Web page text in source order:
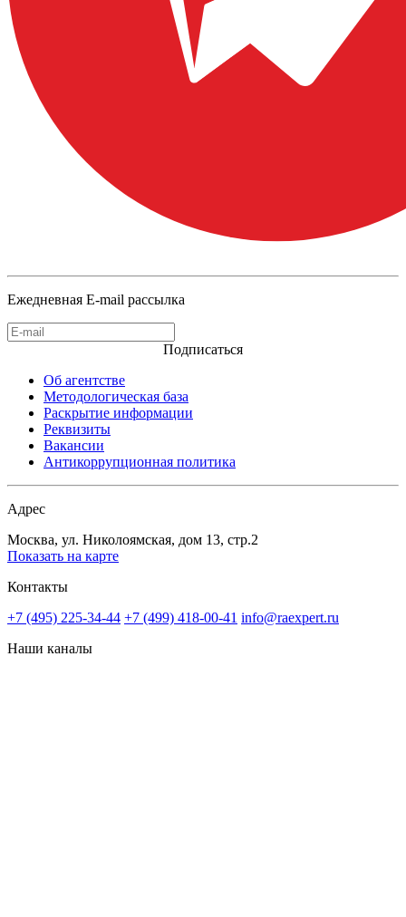
Ежедневная E-mail рассылка
Подписаться
Об агентстве
Методологическая база
Раскрытие информации
Реквизиты
Вакансии
Антикоррупционная политика
Адрес
Москва, ул. Николоямская, дом 13, стр.2
Показать на карте
Контакты
+7 (495) 225-34-44 +7 (499) 418-00-41 info@raexpert.ru
Наши каналы